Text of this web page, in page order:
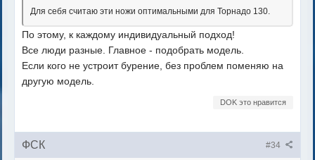
Для себя считаю эти ножи оптимальными для Торнадо 130.
По этому, к каждому индивидуальный подход!
Все люди разные. Главное - подобрать модель.
Если кого не устроит бурение, без проблем поменяю на
другую модель.
DOK это нравится
#34
ФСК